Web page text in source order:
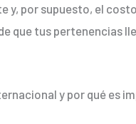
y, por supuesto, el
que tus pertenencias
y por qué es